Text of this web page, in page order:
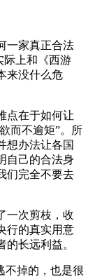
家真正合法
际上和《西游
来没什么危
在于如何让
而不逾矩”。所
想办法让各国
自己的合法身
们完全不要去
次剪枝，收
行的真实用意
长远利益。
掉的，也是很